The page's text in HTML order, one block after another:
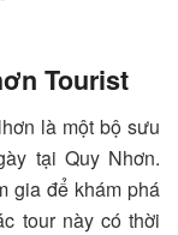
Tourist
là một bộ sưu
tại Quy Nhơn.
gia để khám phá
tour này có thời